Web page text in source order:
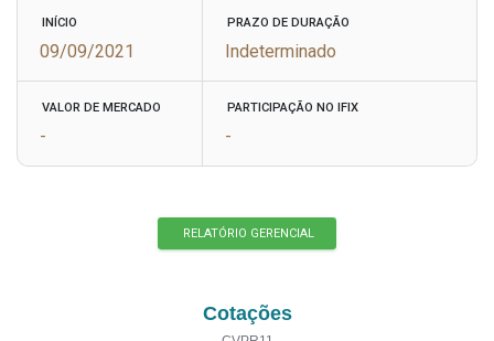
INÍCIO
09/09/2021
PRAZO DE DURAÇÃO
Indeterminado
VALOR DE MERCADO
-
PARTICIPAÇÃO NO IFIX
-
RELATÓRIO GERENCIAL